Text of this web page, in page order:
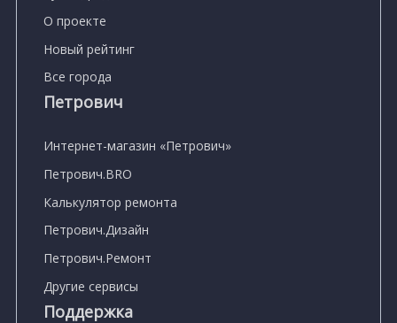
О проекте
Новый рейтинг
Все города
Петрович
Интернет-магазин «Петрович»
Петрович.BRO
Калькулятор ремонта
Петрович.Дизайн
Петрович.Ремонт
Другие сервисы
Поддержка